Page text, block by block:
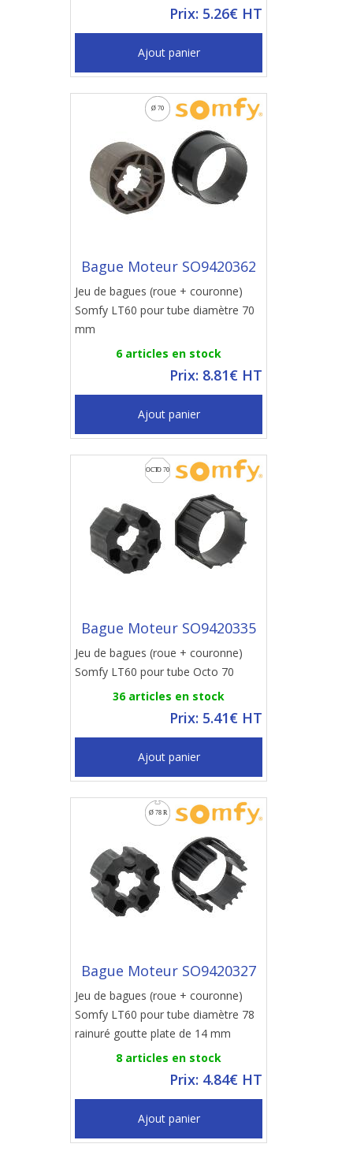
Prix: 5.26€ HT
Ajout panier
Bague Moteur SO9420362
Jeu de bagues (roue + couronne)
Somfy LT60 pour tube diamètre 70
mm
6 articles en stock
Prix: 8.81€ HT
Ajout panier
Bague Moteur SO9420335
Jeu de bagues (roue + couronne)
Somfy LT60 pour tube Octo 70
36 articles en stock
Prix: 5.41€ HT
Ajout panier
Bague Moteur SO9420327
Jeu de bagues (roue + couronne)
Somfy LT60 pour tube diamètre 78
rainuré goutte plate de 14 mm
8 articles en stock
Prix: 4.84€ HT
Ajout panier